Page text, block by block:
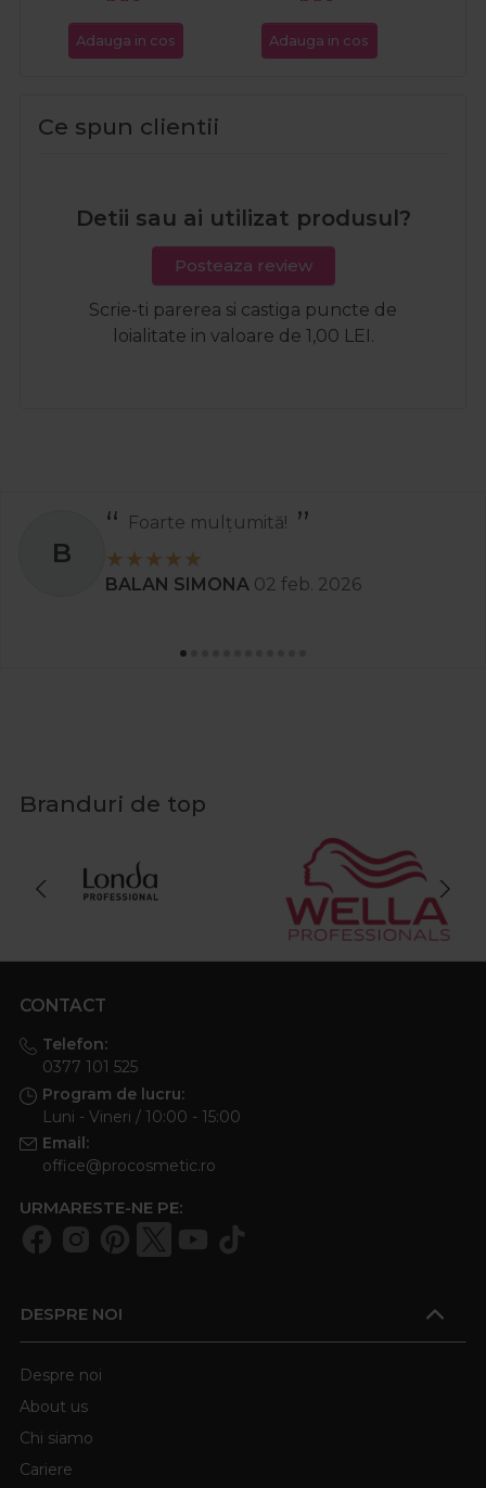
Adauga in cos Adauga in cos
Ce spun clientii
Detii sau ai utilizat produsul?
Posteaza review
Scrie-ti parerea si castiga puncte de
loialitate in valoare de 1,00 LEI.
Recomand
Stanciu Aura Andreea 02 apr. 2025
Branduri de top
CONTACT
Telefon:
0377 101 525
Program de lucru:
Luni - Vineri / 10:00 - 15:00
Email:
office@procosmetic.ro
URMARESTE-NE PE:
DESPRE NOI
Despre noi
About us
Chi siamo
Cariere